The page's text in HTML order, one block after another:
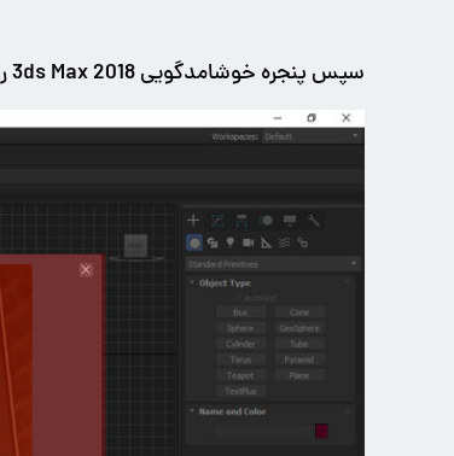
سپس پنجره خوشامدگویی 3ds Max 2018 را خواهید دید.